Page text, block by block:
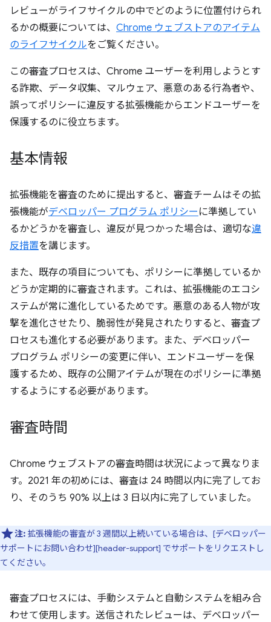
レビューがライフサイクルの中でどのように位置付けられ
るかの概要については、 Chrome ウェブストアのアイテム
のライフサイクルをご覧ください。
この審査プロセスは、Chrome ユーザーを利用しようとす
る詐欺、データ収集、マルウェア、悪意のある行為者や、
誤ってポリシーに違反する拡張機能からエンドユーザーを
保護するのに役立ちます。
基本情報
拡張機能を審査のために提出すると、審査チームはその拡
張機能がデベロッパー プログラム ポリシー に準拠してい
るかどうかを審査し、違反が見つかった場合は、適切な違
反措置を講じます。
また、既存の項目についても、ポリシーに準拠しているか
どうか定期的に審査されます。これは、拡張機能のエコシ
ステムが常に進化しているためです。悪意のある人物が攻
撃を進化させたり、脆弱性が発見されたりすると、審査プ
ロセスも進化する必要があります。また、デベロッパー
プログラム ポリシーの変更に伴い、エンドユーザーを保
護するため、既存の公開アイテムが現在のポリシーに準拠
するようにする必要があります。
審査時間
Chrome ウェブストアの審査時間は状況によって異なりま
す。2021 年の初めには、審査は 24 時間以内に完了してお
り、そのうち 90% 以上は 3 日以内に完了していました。
注: 拡張機能の審査が 3 週間以上続いている場合は、[デベロッパー
サポートにお問い合わせ][header-support] でサポートをリクエストし
てください。
審査プロセスには、手動システムと自動システムを組み合
わせて使用します。送信されたレビューは、デベロッパー